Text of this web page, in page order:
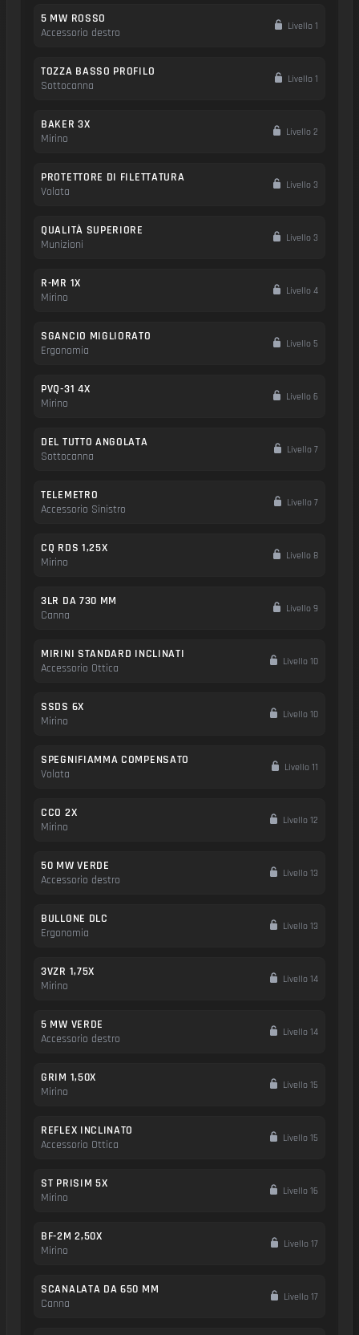
5 MW ROSSO
Accessorio destro
Livello 1
TOZZA BASSO PROFILO
Sottocanna
Livello 1
BAKER 3X
Mirino
Livello 2
PROTETTORE DI FILETTATURA
Volata
Livello 3
QUALITÀ SUPERIORE
Munizioni
Livello 3
R-MR 1X
Mirino
Livello 4
SGANCIO MIGLIORATO
Ergonomia
Livello 5
PVQ-31 4X
Mirino
Livello 6
DEL TUTTO ANGOLATA
Sottocanna
Livello 7
TELEMETRO
Accessorio Sinistro
Livello 7
CQ RDS 1,25X
Mirino
Livello 8
3LR DA 730 MM
Canna
Livello 9
MIRINI STANDARD INCLINATI
Accessorio Ottica
Livello 10
SSDS 6X
Mirino
Livello 10
SPEGNIFIAMMA COMPENSATO
Volata
Livello 11
CCO 2X
Mirino
Livello 12
50 MW VERDE
Accessorio destro
Livello 13
BULLONE DLC
Ergonomia
Livello 13
3VZR 1,75X
Mirino
Livello 14
5 MW VERDE
Accessorio destro
Livello 14
GRIM 1,50X
Mirino
Livello 15
REFLEX INCLINATO
Accessorio Ottica
Livello 15
ST PRISIM 5X
Mirino
Livello 16
BF-2M 2,50X
Mirino
Livello 17
SCANALATA DA 650 MM
Canna
Livello 17